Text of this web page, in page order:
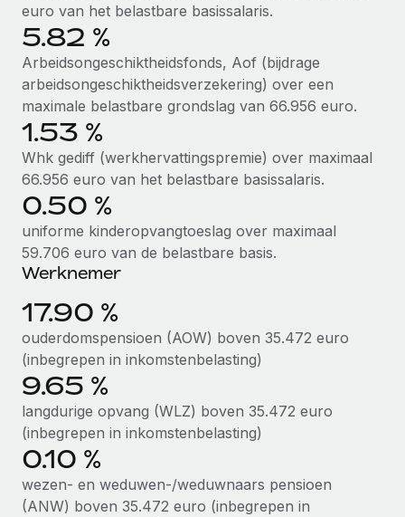
Secundaire arbeidsvoorwaarden
Eenvoudig secundaire arbeidsvoorwaarden
beheren
BLOG
Productupdates van Remote: Gusto- en Xero-
integraties en Contractor Management Plus
Het blijft de missie van Remote om alle soorten bedrijven
te helpen bij het aannemen, beheren en...
Meer informatie
Hoe Phiture 55 werknemers in 19 landen
beheert met Remote
mobiele groeiadviessector, zet zich sinds 2016...
Meer informatie
euro van het belastbare basissalaris.
5.82 %
Arbeidsongeschiktheidsfonds, Aof (bijdrage
arbeidsongeschiktheidsverzekering) over een
maximale belastbare grondslag van 66.956 euro.
1.53 %
Whk gediff (werkhervattingspremie) over maximaal
66.956 euro van het belastbare basissalaris.
0.50 %
uniforme kinderopvangtoeslag over maximaal
59.706 euro van de belastbare basis.
Werknemer
17.90 %
ouderdomspensioen (AOW) boven 35.472 euro
(inbegrepen in inkomstenbelasting)
9.65 %
langdurige opvang (WLZ) boven 35.472 euro
(inbegrepen in inkomstenbelasting)
0.10 %
wezen- en weduwen-/weduwnaars pensioen
(ANW) boven 35.472 euro (inbegrepen in